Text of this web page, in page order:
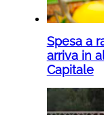
Spesa a
arriva in
Capitale